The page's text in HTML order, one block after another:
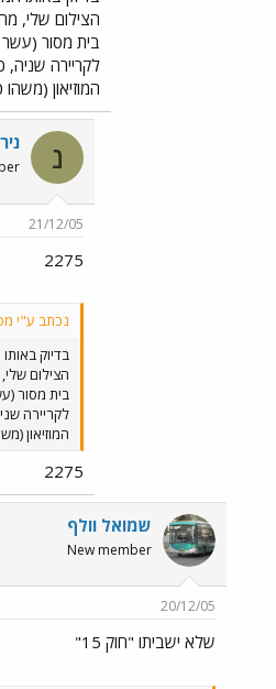
בית מסור
לקריירה שניה,
המוזיאון
נ
21/12/05
2275
נכתב ע"י
בדיוק
בית מסור
לקריירה
המוזיאון
2275
שמואל וולף
New member
20/12/05
שלא ישביתו "חוק 15"